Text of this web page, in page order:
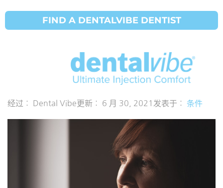
FIND A DENTALVIBE DENTIST
口腔细菌与痴
呆症有关
经过： Dental Vibe更新： 6 月 30, 2021 发表于： 条件